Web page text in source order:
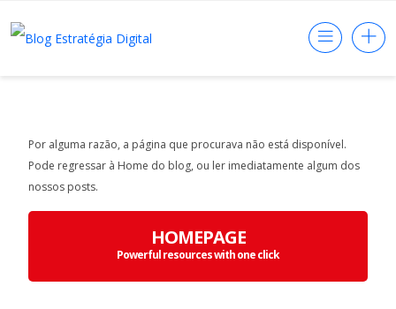
Por alguma razão, a página que procurava não está disponível.
Pode regressar à Home do blog, ou ler imediatamente algum dos
nossos posts.
HOMEPAGE
Powerful resources with one click